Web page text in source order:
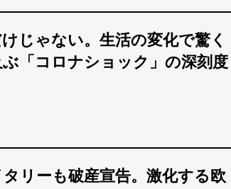
じゃない。生活の変化で驚く
「コロナショック」の深刻度
リーも破産宣告。激化する欧